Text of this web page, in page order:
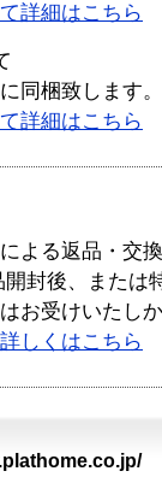
詳細はこちら
同梱致します。
詳細はこちら
よる返品・交
開封後、または
お受けいたし
しくはこちら